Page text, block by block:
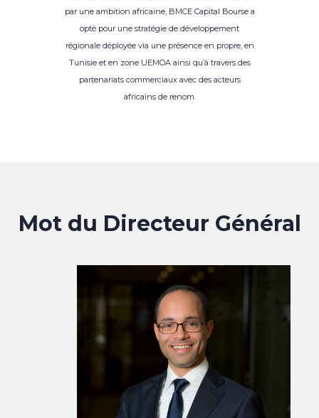
par une ambition africaine, BMCE Capital Bourse a
opté pour une stratégie de développement
régionale déployée via une présence en propre, en
Tunisie et en zone UEMOA ainsi qu’à travers des
partenariats commerciaux avec des acteurs
africains de renom.
Mot du Directeur Général